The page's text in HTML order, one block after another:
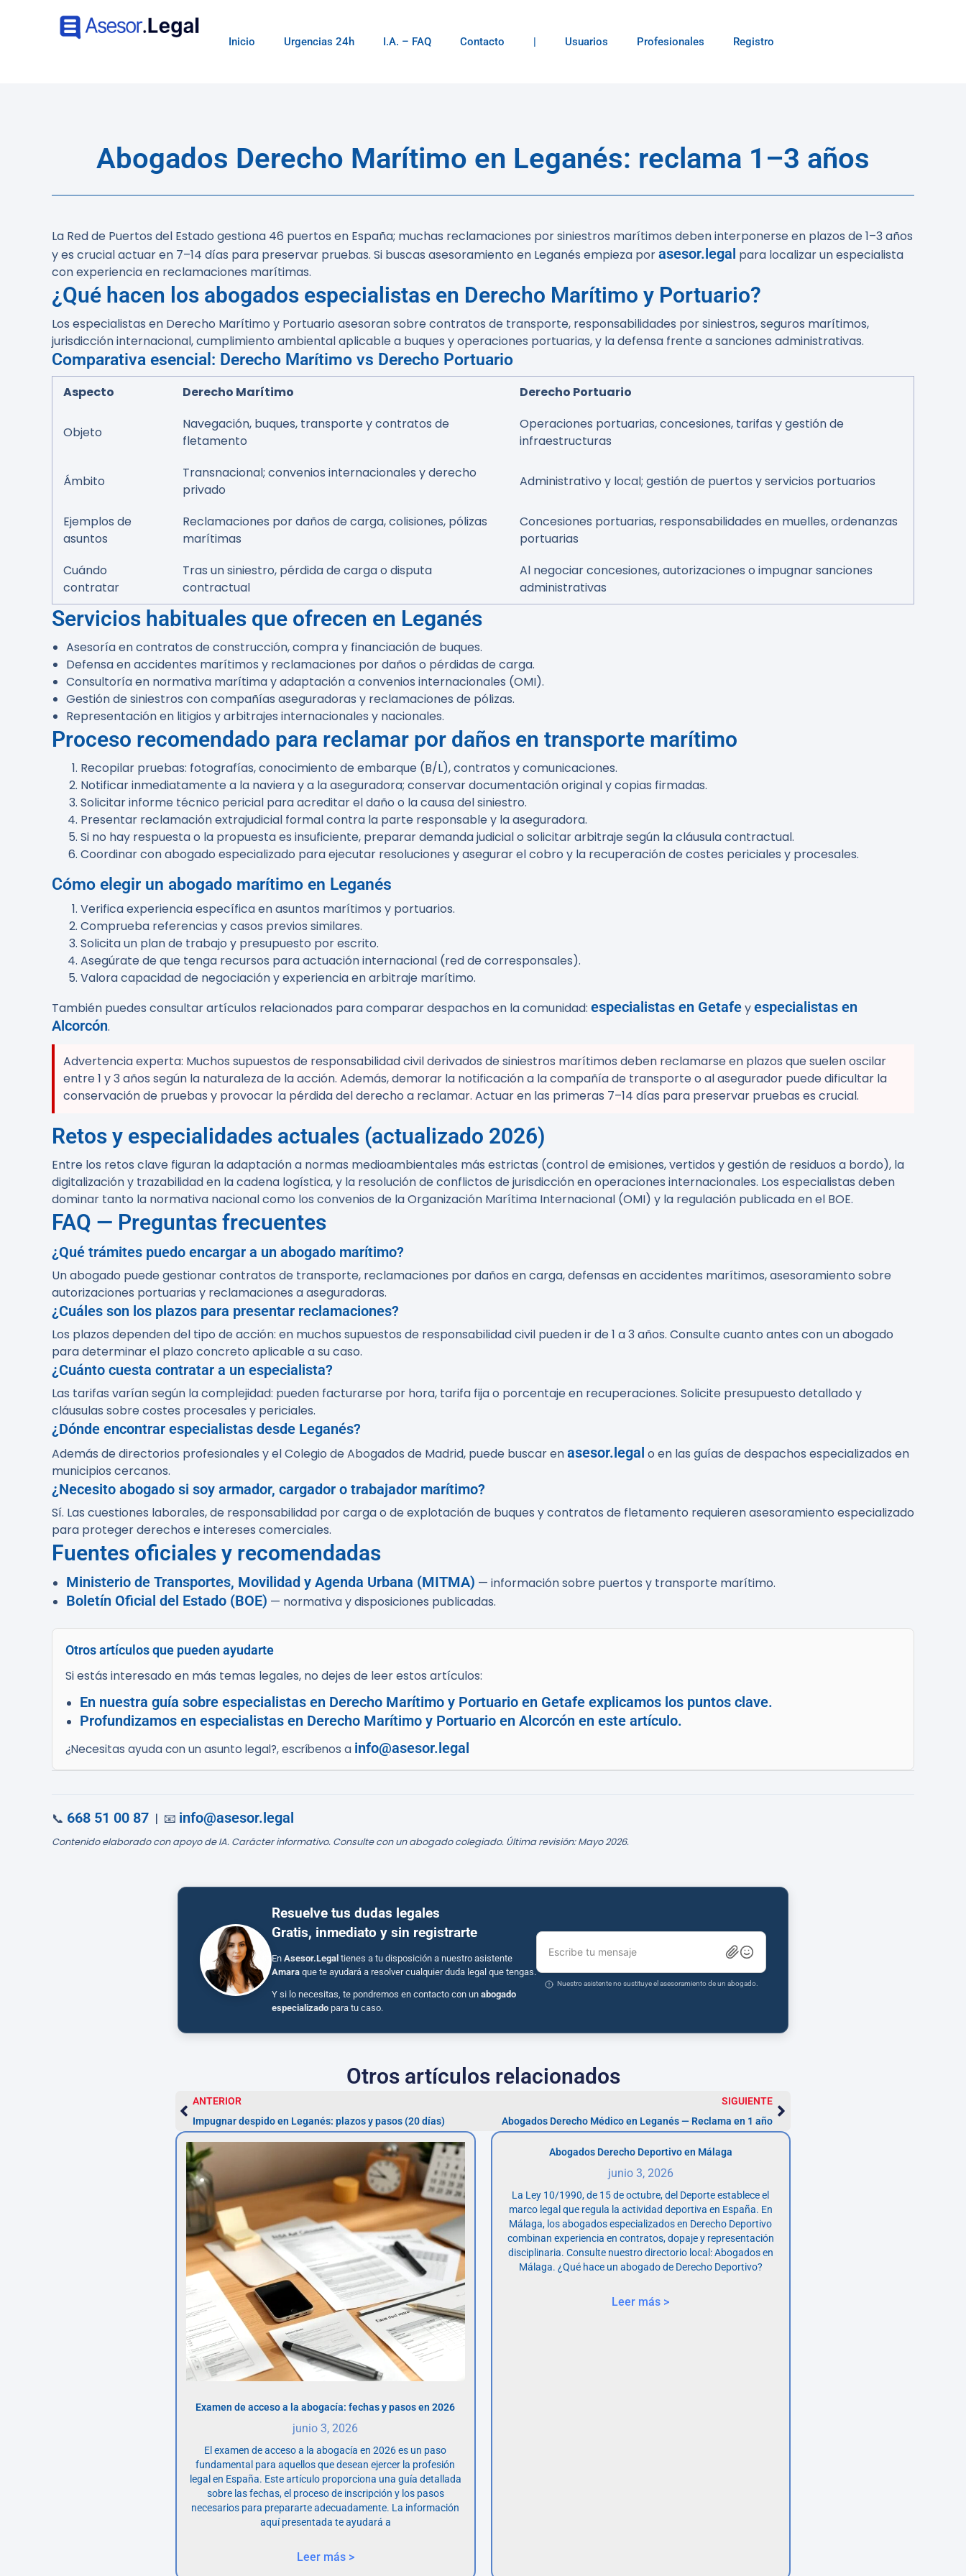
Inicio Urgencias 24h I.A. – FAQ Contacto | Usuarios Profesionales Registro
Abogados Derecho Marítimo en Leganés: reclama 1–3 años
La Red de Puertos del Estado gestiona 46 puertos en España; muchas reclamaciones por siniestros marítimos deben interponerse en plazos de 1–3 años
y es crucial actuar en 7–14 días para preservar pruebas. Si buscas asesoramiento en Leganés empieza porasesor.legal para localizar un especialista
con experiencia en reclamaciones marítimas.
¿Qué hacen los abogados especialistas en Derecho Marítimo y Portuario?
Los especialistas en Derecho Marítimo y Portuario asesoran sobre contratos de transporte, responsabilidades por siniestros, seguros marítimos,
jurisdicción internacional, cumplimiento ambiental aplicable a buques y operaciones portuarias, y la defensa frente a sanciones administrativas.
Comparativa esencial: Derecho Marítimo vs Derecho Portuario
Aspecto Derecho Marítimo Derecho Portuario
Objeto
Navegación, buques, transporte y contratos de
fletamento
Operaciones portuarias, concesiones, tarifas y gestión de
infraestructuras
Ámbito
Transnacional; convenios internacionales y derecho
privado
Administrativo y local; gestión de puertos y servicios portuarios
Ejemplos de
asuntos
Reclamaciones por daños de carga, colisiones, pólizas
marítimas
Concesiones portuarias, responsabilidades en muelles, ordenanzas
portuarias
Cuándo
contratar
Tras un siniestro, pérdida de carga o disputa
contractual
Al negociar concesiones, autorizaciones o impugnar sanciones
administrativas
Servicios habituales que ofrecen en Leganés
Asesoría en contratos de construcción, compra y financiación de buques.
Defensa en accidentes marítimos y reclamaciones por daños o pérdidas de carga.
Consultoría en normativa marítima y adaptación a convenios internacionales (OMI).
Gestión de siniestros con compañías aseguradoras y reclamaciones de pólizas.
Representación en litigios y arbitrajes internacionales y nacionales.
Proceso recomendado para reclamar por daños en transporte marítimo
Recopilar pruebas: fotografías, conocimiento de embarque (B/L), contratos y comunicaciones.
Notificar inmediatamente a la naviera y a la aseguradora; conservar documentación original y copias firmadas.
Solicitar informe técnico pericial para acreditar el daño o la causa del siniestro.
Presentar reclamación extrajudicial formal contra la parte responsable y la aseguradora.
Si no hay respuesta o la propuesta es insuficiente, preparar demanda judicial o solicitar arbitraje según la cláusula contractual.
Coordinar con abogado especializado para ejecutar resoluciones y asegurar el cobro y la recuperación de costes periciales y procesales.
Cómo elegir un abogado marítimo en Leganés
Verifica experiencia específica en asuntos marítimos y portuarios.
Comprueba referencias y casos previos similares.
Solicita un plan de trabajo y presupuesto por escrito.
Asegúrate de que tenga recursos para actuación internacional (red de corresponsales).
Valora capacidad de negociación y experiencia en arbitraje marítimo.
También puedes consultar artículos relacionados para comparar despachos en la comunidad: especialistas en Getafeyespecialistas en
Alcorcón.
Advertencia experta: Muchos supuestos de responsabilidad civil derivados de siniestros marítimos deben reclamarse en plazos que suelen oscilar
entre 1 y 3 años según la naturaleza de la acción. Además, demorar la notificación a la compañía de transporte o al asegurador puede dificultar la
conservación de pruebas y provocar la pérdida del derecho a reclamar. Actuar en las primeras 7–14 días para preservar pruebas es crucial.
Retos y especialidades actuales (actualizado 2026)
Entre los retos clave figuran la adaptación a normas medioambientales más estrictas (control de emisiones, vertidos y gestión de residuos a bordo), la
digitalización y trazabilidad en la cadena logística, y la resolución de conflictos de jurisdicción en operaciones internacionales. Los especialistas deben
dominar tanto la normativa nacional como los convenios de la Organización Marítima Internacional (OMI) y la regulación publicada en el BOE.
FAQ — Preguntas frecuentes
¿Qué trámites puedo encargar a un abogado marítimo?
Un abogado puede gestionar contratos de transporte, reclamaciones por daños en carga, defensas en accidentes marítimos, asesoramiento sobre
autorizaciones portuarias y reclamaciones a aseguradoras.
¿Cuáles son los plazos para presentar reclamaciones?
Los plazos dependen del tipo de acción: en muchos supuestos de responsabilidad civil pueden ir de 1 a 3 años. Consulte cuanto antes con un abogado
para determinar el plazo concreto aplicable a su caso.
¿Cuánto cuesta contratar a un especialista?
Las tarifas varían según la complejidad: pueden facturarse por hora, tarifa fija o porcentaje en recuperaciones. Solicite presupuesto detallado y
cláusulas sobre costes procesales y periciales.
¿Dónde encontrar especialistas desde Leganés?
Además de directorios profesionales y el Colegio de Abogados de Madrid, puede buscar enasesor.legal o en las guías de despachos especializados en
municipios cercanos.
¿Necesito abogado si soy armador, cargador o trabajador marítimo?
Sí. Las cuestiones laborales, de responsabilidad por carga o de explotación de buques y contratos de fletamento requieren asesoramiento especializado
para proteger derechos e intereses comerciales.
Fuentes oficiales y recomendadas
Ministerio de Transportes, Movilidad y Agenda Urbana (MITMA) — información sobre puertos y transporte marítimo.
Boletín Oficial del Estado (BOE) — normativa y disposiciones publicadas.
Otros artículos que pueden ayudarte
Si estás interesado en más temas legales, no dejes de leer estos artículos:
En nuestra guía sobre especialistas en Derecho Marítimo y Portuario en Getafe explicamos los puntos clave.
Profundizamos en especialistas en Derecho Marítimo y Portuario en Alcorcón en este artículo.
¿Necesitas ayuda con un asunto legal?, escríbenos a info@asesor.legal
📞 668 51 00 87 | 📧 info@asesor.legal
Contenido elaborado con apoyo de IA. Carácter informativo. Consulte con un abogado colegiado. Última revisión: Mayo 2026.
Resuelve tus dudas legales
Gratis, inmediato y sin registrarte
En Asesor.Legal tienes a tu disposición a nuestro asistente
Amara que te ayudará a resolver cualquier duda legal que tengas.
Y si lo necesitas, te pondremos en contacto con un abogado
especializado para tu caso.
Escribe tu mensaje
Nuestro asistente no sustituye el asesoramiento de un abogado.
Otros artículos relacionados
ANTERIOR
Impugnar despido en Leganés: plazos y pasos (20 días)
SIGUIENTE
Abogados Derecho Médico en Leganés — Reclama en 1 año
Examen de acceso a la abogacía: fechas y pasos en 2026
junio 3, 2026
El examen de acceso a la abogacía en 2026 es un paso
fundamental para aquellos que desean ejercer la profesión
legal en España. Este artículo proporciona una guía detallada
sobre las fechas, el proceso de inscripción y los pasos
necesarios para prepararte adecuadamente. La información
aquí presentada te ayudará a
Leer más >
Abogados Derecho Deportivo en Málaga
junio 3, 2026
La Ley 10/1990, de 15 de octubre, del Deporte establece el
marco legal que regula la actividad deportiva en España. En
Málaga, los abogados especializados en Derecho Deportivo
combinan experiencia en contratos, dopaje y representación
disciplinaria. Consulte nuestro directorio local: Abogados en
Málaga. ¿Qué hace un abogado de Derecho Deportivo?
Leer más >